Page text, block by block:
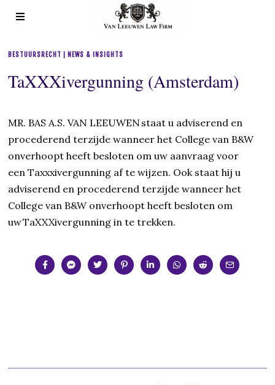
BESTUURSRECHT | NEWS & INSIGHTS
TaXXXivergunning (Amsterdam)
MR. BAS A.S. VAN LEEUWEN staat u adviserend en
procederend terzijde wanneer het College van B&W
onverhoopt heeft besloten om uw aanvraag voor
een Taxxxivergunning af te wijzen. Ook staat hij u
adviserend en procederend terzijde wanneer het
College van B&W onverhoopt heeft besloten om
uw TaXXXivergunning in te trekken.
(KIWA)